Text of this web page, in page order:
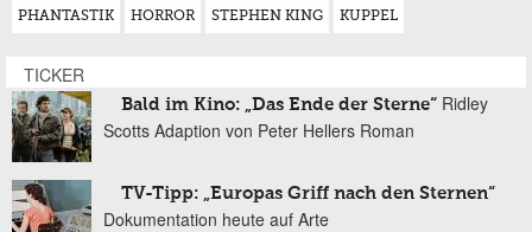
PHANTASTIK HORROR STEPHEN KING KUPPEL
TICKER
Bald im Kino: „Das Ende der Sterne“ Ridley
Scotts Adaption von Peter Hellers Roman
TV-Tipp: „Europas Griff nach den Sternen“
Dokumentation heute auf Arte